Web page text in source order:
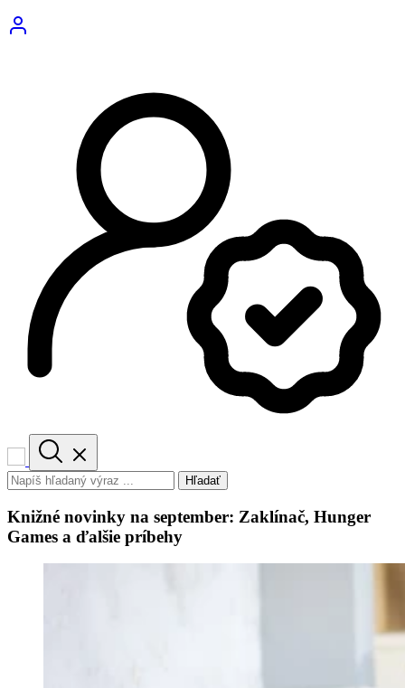
Hľadať
Knižné novinky na september: Zaklínač, Hunger
Games a ďalšie príbehy